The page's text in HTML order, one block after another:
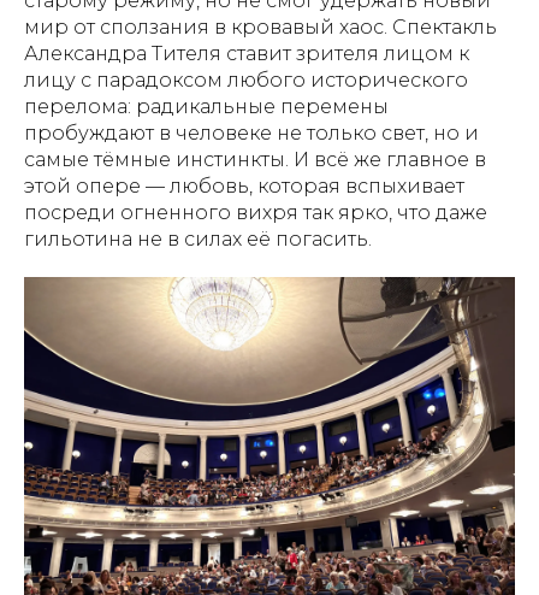
мир от сползания в кровавый хаос. Спектакль
Александра Тителя ставит зрителя лицом к
лицу с парадоксом любого исторического
перелома: радикальные перемены
пробуждают в человеке не только свет, но и
самые тёмные инстинкты. И всё же главное в
этой опере — любовь, которая вспыхивает
посреди огненного вихря так ярко, что даже
гильотина не в силах её погасить.